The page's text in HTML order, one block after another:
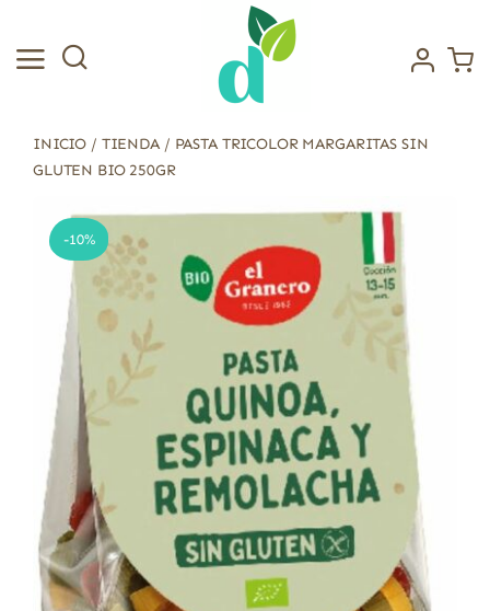
contenido
INICIO / TIENDA/ PASTA TRICOLOR MARGARITAS SIN
GLUTEN BIO 250GR
-10%